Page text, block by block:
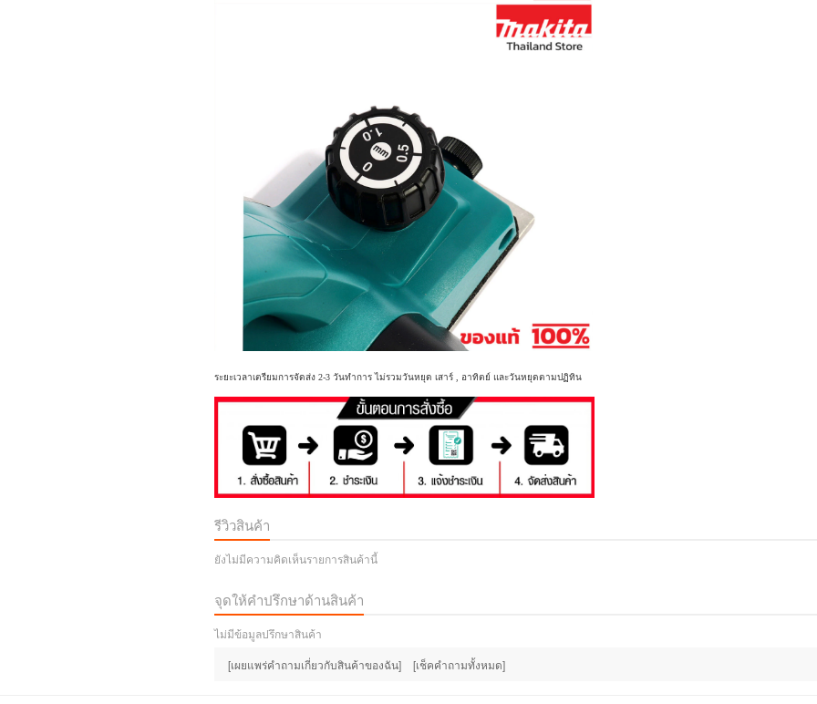
ระยะเวลาเตรียมการจัดส่ง 2-3 วันทำการ ไม่รวมวันหยุด เสาร์ , อาทิตย์ และวันหยุดตามปฏิทิน
รีวิวสินค้า
ยังไม่มีความคิดเห็นรายการสินค้านี้
จุดให้คำปรึกษาด้านสินค้า
ไม่มีข้อมูลปรึกษาสินค้า
[เผยแพร่คำถามเกี่ยวกับสินค้าของฉัน]
[เช็คคำถามทั้งหมด]